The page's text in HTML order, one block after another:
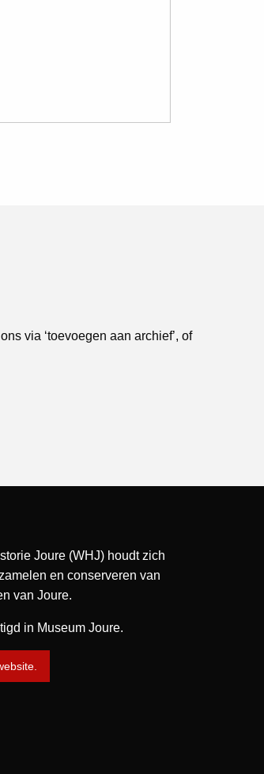
via ‘toevoegen aan archief’, of
Joure (WHJ) houdt zich
en conserveren van
van Joure.
in Museum Joure.